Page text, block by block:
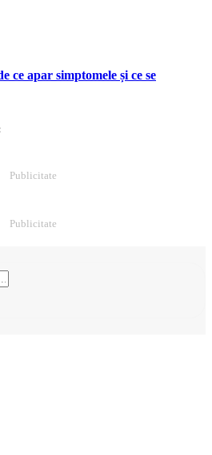
ce apar simptomele și ce se
Publicitate
Publicitate